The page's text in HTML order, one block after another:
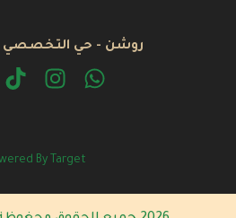
روشن - حي التخصصي 0536717917
By Target